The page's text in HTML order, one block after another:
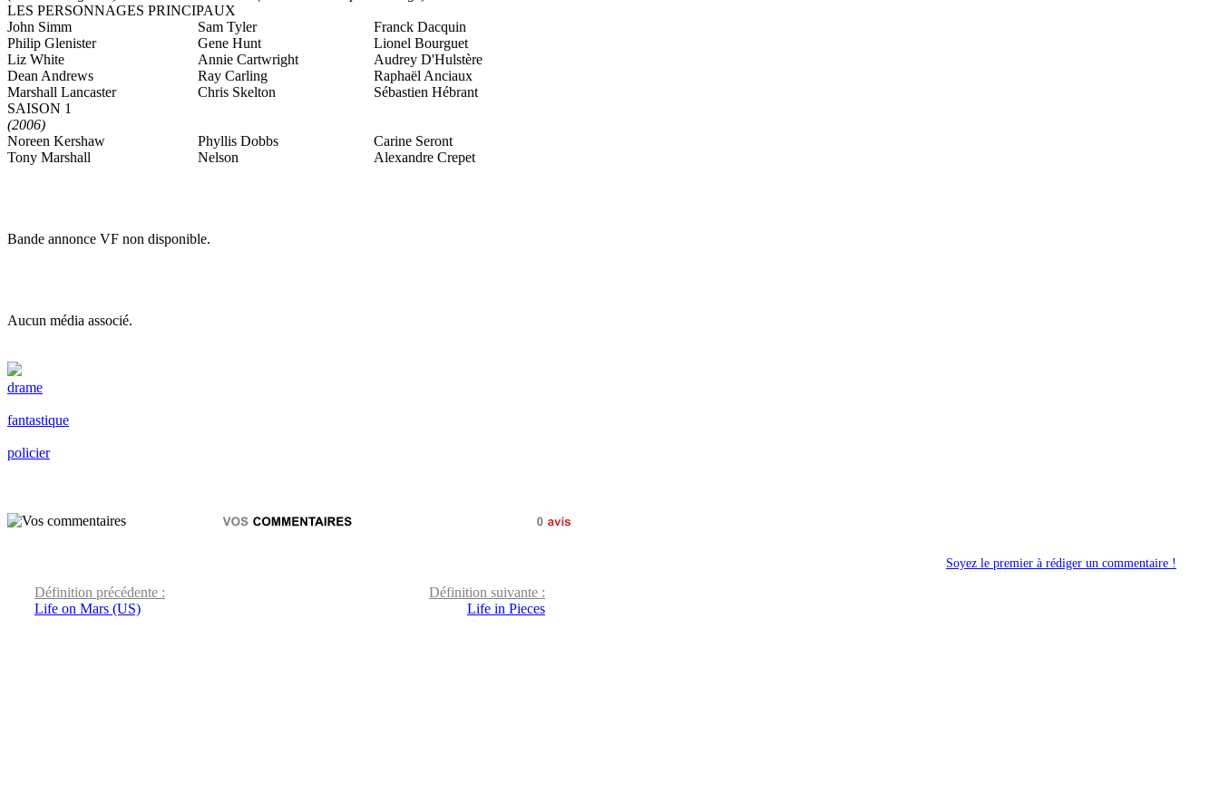
LES PERSONNAGES PRINCIPAUX
John Simm
Sam Tyler
Franck Dacquin
Philip Glenister
Gene Hunt
Lionel Bourguet
Liz White
Annie Cartwright
Audrey D'Hulstère
Dean Andrews
Ray Carling
Raphaël Anciaux
Marshall Lancaster
Chris Skelton
Sébastien Hébrant
SAISON 1
(2006)
Noreen Kershaw
Phyllis Dobbs
Carine Seront
Tony Marshall
Nelson Alexandre Crepet
Bande annonce VF non disponible.
Aucun média associé.
drame
fantastique
policier
Soyez le premier à rédiger un commentaire !
Définition précédente :
Life on Mars (US)
Définition suivante :
Life in Pieces